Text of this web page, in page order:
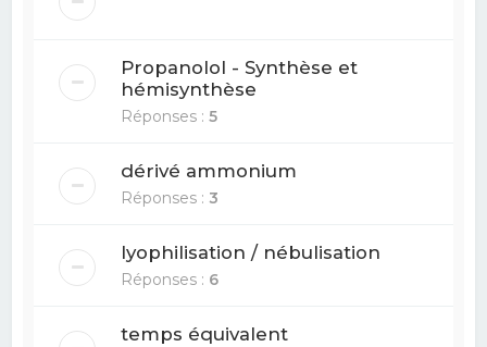
Propanolol - Synthèse et
hémisynthèse
Réponses :5
dérivé ammonium
Réponses :3
lyophilisation / nébulisation
Réponses : 6
temps équivalent